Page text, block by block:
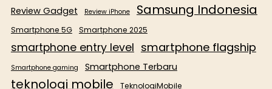
Review Gadget Review iPhone Samsung Indonesia
Smartphone 5G Smartphone 2025
smartphone entry level smartphone flagship
Smartphone gaming Smartphone Terbaru
teknologi mobile TeknologiMobile